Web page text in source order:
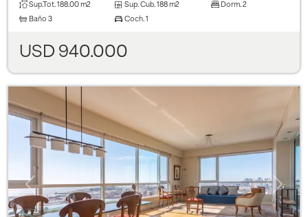
Sup.Tot. 188.00 m2 Sup. Cub. 188 m2 Dorm. 2
Baño 3 Coch. 1
USD 940.000
Previous